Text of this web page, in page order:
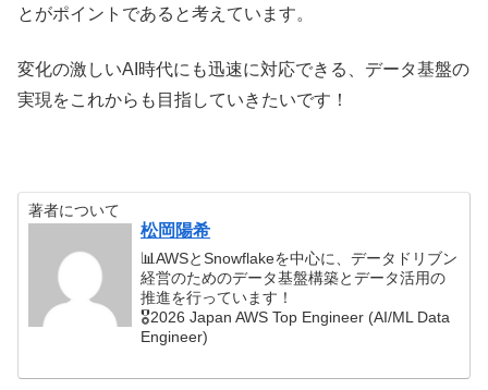
とがポイントであると考えています。
変化の激しいAI時代にも迅速に対応できる、データ基盤の
実現をこれからも目指していきたいです！
著者について
松岡陽希
📊AWSとSnowflakeを中心に、データドリブン
経営のためのデータ基盤構築とデータ活用の
推進を行っています！
🎖️2026 Japan AWS Top Engineer (AI/ML Data
Engineer)